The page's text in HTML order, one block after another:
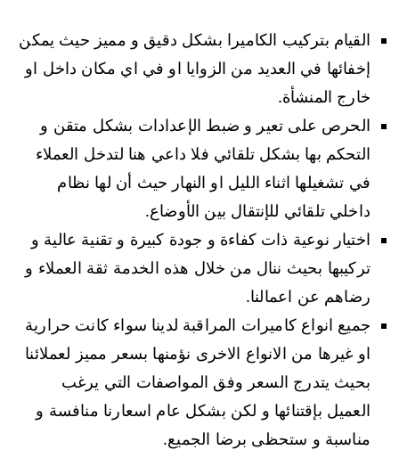
القيام بتركيب الكاميرا بشكل دقيق و مميز حيث يمكن
إخفائها في العديد من الزوايا او في اي مكان داخل او
خارج المنشأة.
الحرص على تعير و ضبط الإعدادات بشكل متقن و
التحكم بها بشكل تلقائي فلا داعي هنا لتدخل العملاء
في تشغيلها اثناء الليل او النهار حيث أن لها نظام
داخلي تلقائي للإنتقال بين الأوضاع.
اختيار نوعية ذات كفاءة و جودة كبيرة و تقنية عالية و
تركيبها بحيث ننال من خلال هذه الخدمة ثقة العملاء و
رضاهم عن اعمالنا.
جميع انواع كاميرات المراقبة لدينا سواء كانت حرارية
او غيرها من الانواع الاخرى نؤمنها بسعر مميز لعملائنا
بحيث يتدرج السعر وفق المواصفات التي يرغب
العميل بإقتنائها و لكن بشكل عام اسعارنا منافسة و
مناسبة و ستحظى برضا الجميع.